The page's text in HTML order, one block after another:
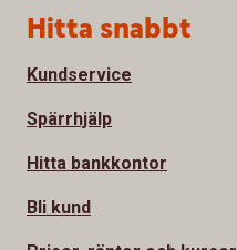
Sidfot
Hitta snabbt
Kundservice
Spärrhjälp
Hitta bankkontor
Bli kund